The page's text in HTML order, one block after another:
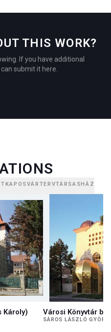
THIS WORK?
If you have additional
submit it here.
KAPOSVÁR TERVTÁRSASHÁZ
Károly)
Városi Könyvtár
SÁROS LÁSZLÓ